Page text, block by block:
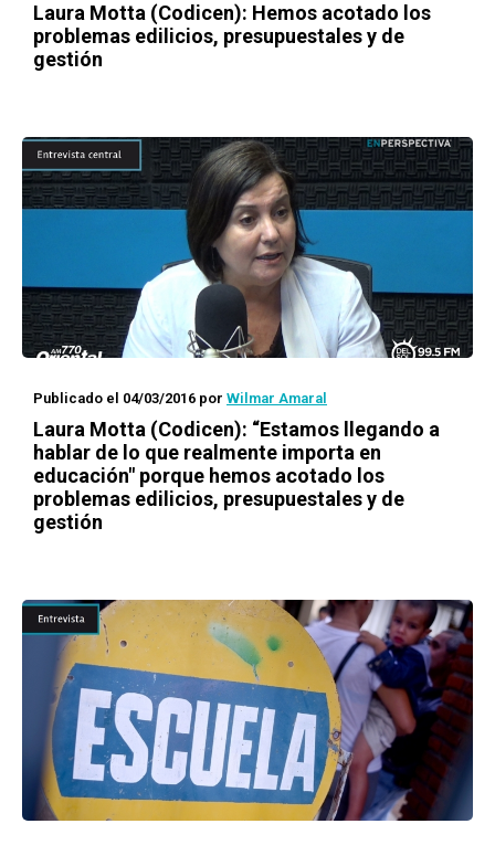
Laura Motta (Codicen): Hemos acotado los
problemas edilicios, presupuestales y de
gestión
Publicado el 04/03/2016 por Wilmar Amaral
Laura Motta (Codicen): “Estamos llegando a
hablar de lo que realmente importa en
educación" porque hemos acotado los
problemas edilicios, presupuestales y de
gestión